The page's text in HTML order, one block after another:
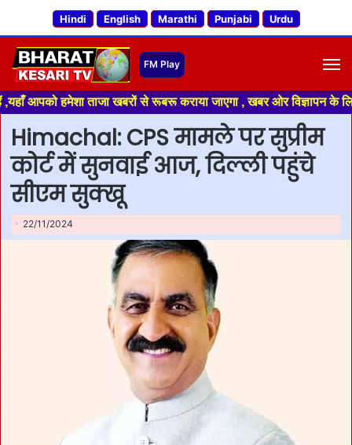
Hindi English Marathi Punjabi Urdu
हमेशा ताजा खबरों से रूबरू कराया जाएगा , खबर ओर विज्ञापन के लिए
Himachal: CPS मामले पर सुप्रीम
कोर्ट में सुनवाई आज, दिल्ली पहुंचे
सीएम सुक्खू
22/11/2024